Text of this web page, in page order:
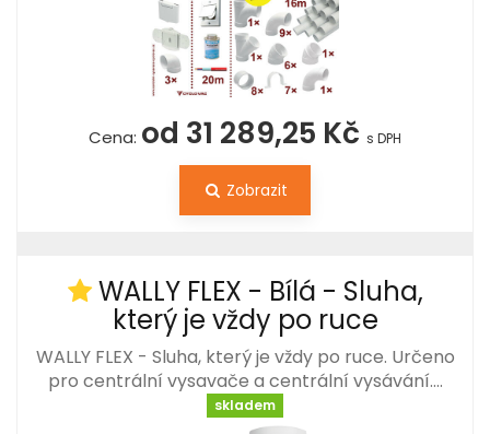
Cena: od 31 289,25 Kč s DPH
Zobrazit
WALLY FLEX - Bílá - Sluha,
který je vždy po ruce
WALLY FLEX - Sluha, který je vždy po ruce. Určeno
pro centrální vysavače a centrální vysávání.…
skladem